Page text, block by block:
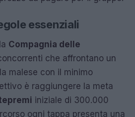
essenziali
Compagnia delle
che affrontano un
malese con il minimo
è raggiungere la meta
iniziale di 300.000
ogni tappa presenta una